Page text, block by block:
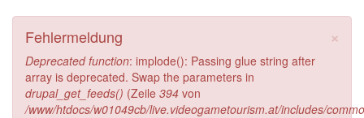
×
Fehlermeldung
Deprecated function: implode(): Passing glue string after
array is deprecated. Swap the parameters in
drupal_get_feeds() (Zeile 394 von
/www/htdocs/w01049cb/live.videogametourism.at/includes/